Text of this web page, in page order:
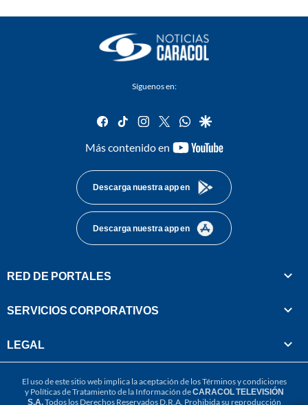
Síguenos en:
facebook
tiktok instagram
twitterwhatsapp
google
Más contenido en
youtube-
Descarga nuestra app en
Descarga nuestra app en
RED DE PORTALES
SERVICIOS CORPORATIVOS
LEGAL
El uso de este sitio web implica la aceptación de losTérminos y condiciones
y Políticas de Tratamiento de la Información deCARACOL TELEVISIÓN
S.A.Todos los Derechos Reservados D.R.A. Prohibida su reproducción